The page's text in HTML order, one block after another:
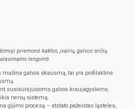
priemonė kaktos, įvairių galvos sričių
lengvinti.
galvos skausmą, tai yra profilaktinė
susiaurėjusioms galvos kraujagyslėms.
nervų sistemą.
gijimo procesą – atstato pažeistas ląsteles,